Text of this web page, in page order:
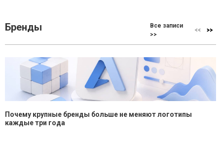
Бренды
Все записи
>>
Почему крупные бренды больше не меняют логотипы
каждые три года